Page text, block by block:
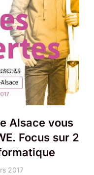
Alsace vous
Focus sur 2
2017